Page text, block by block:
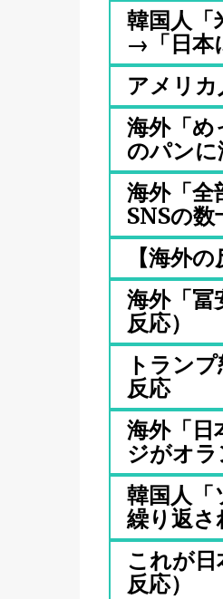
韓国人「
→「日本
アメリ
海外「め
のパン
海外「
SNSの数
【海外
海外「冨
反応）
トラン
反応
海外「
ジがオラ
韓国人
繰り返さ
これが
反応）